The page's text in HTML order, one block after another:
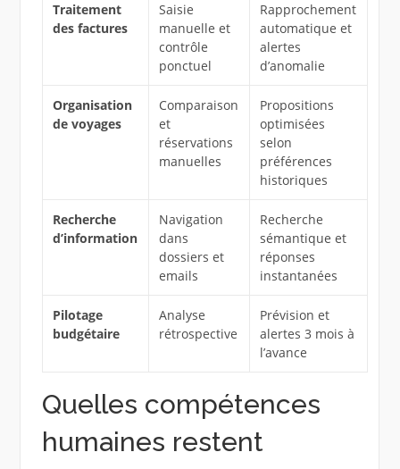
Traitement
des factures
Saisie
manuelle et
contrôle
ponctuel
Rapprochement
automatique et
alertes
d’anomalie
Organisation
de voyages
Comparaison
et
réservations
manuelles
Propositions
optimisées
selon
préférences
historiques
Recherche
d’information
Navigation
dans
dossiers et
emails
Recherche
sémantique et
réponses
instantanées
Pilotage
budgétaire
Analyse
rétrospective
Prévision et
alertes 3 mois à
l’avance
Quelles compétences
humaines restent